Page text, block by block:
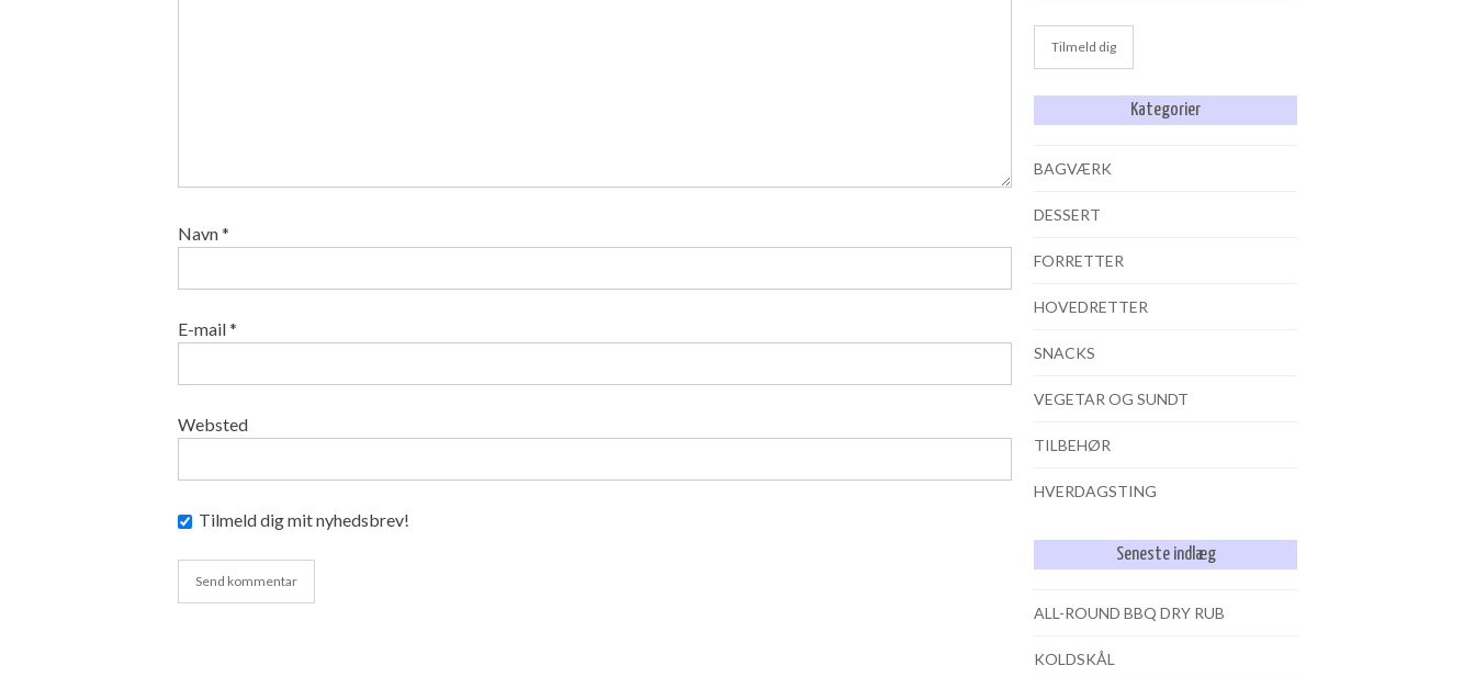
Navn*
E-mail*
Websted
Tilmeld dig mit nyhedsbrev!
Kategorier
BAGVÆRK
DESSERT
FORRETTER
HOVEDRETTER
SNACKS
VEGETAR OG SUNDT
TILBEHØR
HVERDAGSTING
Seneste indlæg
ALL-ROUND BBQ DRY RUB
KOLDSKÅL